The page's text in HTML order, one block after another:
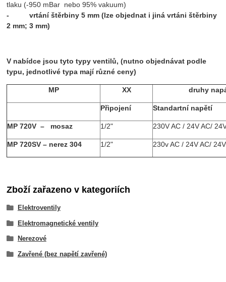
tlaku (-950 mBar nebo 95% vakuum)
- vrtání štěrbiny 5 mm (lze objednat i jiná vrtáni štěrbiny
2 mm; 3 mm)
V nabídce jsou tyto typy ventilů, (nutno objednávat podle
typu, jednotlivé typa mají různé ceny)
MP XX druhy
Připojení Standartní napětí
MP 720V – mosaz 1/2" 230V AC / 24V AC/
MP 720SV – nerez 304 1/2" 230v AC / 24V AC/
Zboží zařazeno v kategoriích
Elektroventily
Elektromagnetické ventily
Nerezové
Zavřené (bez napětí zavřené)